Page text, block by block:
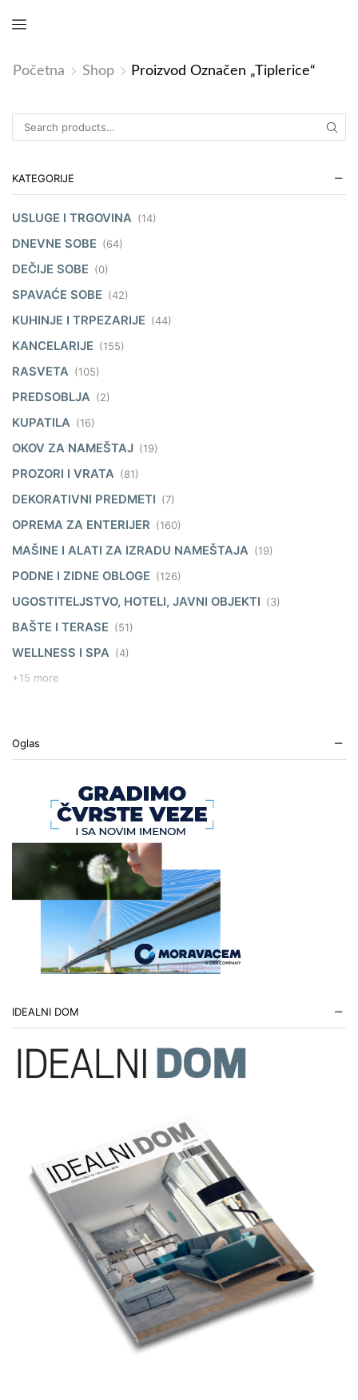
Početna Shop Proizvod Označen „tiplerice“
KATEGORIJE
USLUGE I TRGOVINA (14)
DNEVNE SOBE (64)
DEČIJE SOBE (0)
SPAVAĆE SOBE (42)
KUHINJE I TRPEZARIJE (44)
KANCELARIJE (155)
RASVETA (105)
PREDSOBLJA (2)
KUPATILA (16)
OKOV ZA NAMEŠTAJ (19)
PROZORI I VRATA (81)
DEKORATIVNI PREDMETI (7)
OPREMA ZA ENTERIJER (160)
MAŠINE I ALATI ZA IZRADU NAMEŠTAJA (19)
PODNE I ZIDNE OBLOGE (126)
UGOSTITELJSTVO, HOTELI, JAVNI OBJEKTI (3)
BAŠTE I TERASE (51)
WELLNESS I SPA (4)
+15 more
Oglas
IDEALNI DOM